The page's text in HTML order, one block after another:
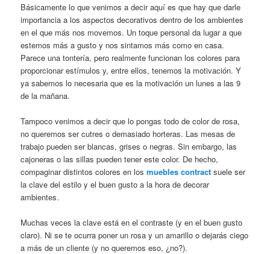
Básicamente lo que venimos a decir aquí es que hay que darle
importancia a los aspectos decorativos dentro de los ambientes
en el que más nos movemos. Un toque personal da lugar a que
estemos más a gusto y nos sintamos más como en casa.
Parece una tontería, pero realmente funcionan los colores para
proporcionar estímulos y, entre ellos, tenemos la motivación. Y
ya sabemos lo necesaria que es la motivación un lunes a las 9
de la mañana.
Tampoco venimos a decir que lo pongas todo de color de rosa,
no queremos ser cutres o demasiado horteras. Las mesas de
trabajo pueden ser blancas, grises o negras. Sin embargo, las
cajoneras o las sillas pueden tener este color. De hecho,
compaginar distintos colores en losmuebles contract suele ser
la clave del estilo y el buen gusto a la hora de decorar
ambientes.
Muchas veces la clave está en el contraste (y en el buen gusto
claro). Ni se te ocurra poner un rosa y un amarillo o dejarás ciego
a más de un cliente (y no queremos eso, ¿no?).